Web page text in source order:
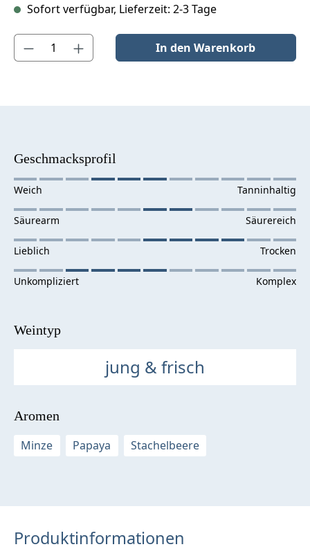
Sofort verfügbar, Lieferzeit: 2-3 Tage
Produkt Anzahl: Gib den gewünschten Wert ein oder benutze
In den Warenkorb
Geschmacksprofil
Weintyp
jung & frisch
Aromen
Minze
Papaya Stachelbeere
Produktinformationen